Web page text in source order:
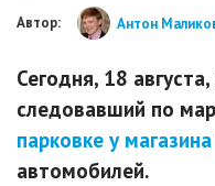
Автор: Антон
Сегодня, 18
следовавший по
парковке у
автомобилей.